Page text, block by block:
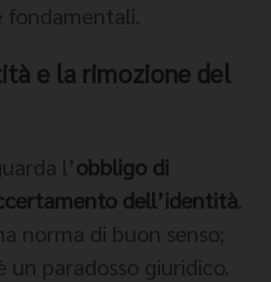
fondamentali.
e la rimozione del
l’obbligo di
dell’identità.
norma di buon senso;
paradosso giuridico.